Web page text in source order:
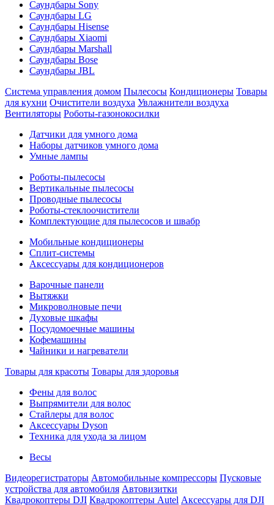
Саундбары Sony
Саундбары LG
Саундбары Hisense
Саундбары Xiaomi
Саундбары Marshall
Саундбары Bose
Саундбары JBL
Система управления домом Пылесосы Кондиционеры Товары
для кухни Очистители воздуха Увлажнители воздуха
Вентиляторы Роботы-газонокосилки
Датчики для умного дома
Наборы датчиков умного дома
Умные лампы
Роботы-пылесосы
Вертикальные пылесосы
Проводные пылесосы
Роботы-стеклоочистители
Комплектующие для пылесосов и швабр
Мобильные кондиционеры
Сплит-системы
Аксессуары для кондиционеров
Варочные панели
Вытяжки
Микроволновые печи
Духовые шкафы
Посудомоечные машины
Кофемашины
Чайники и нагреватели
Товары для красоты Товары для здоровья
Фены для волос
Выпрямители для волос
Стайлеры для волос
Аксессуары Dyson
Техника для ухода за лицом
Весы
Видеорегистраторы Автомобильные компрессоры Пусковые
устройства для автомобиля Автовизитки
Квадрокоптеры DJI Квадрокоптеры Autel Аксессуары для DJI